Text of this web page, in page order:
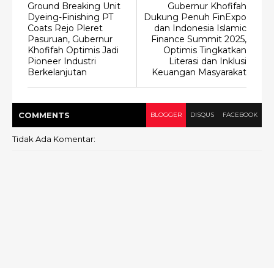
Gubernur Khofifah
Dukung Penuh FinExpo
dan Indonesia Islamic
Finance Summit 2025,
Optimis Tingkatkan
Literasi dan Inklusi
Keuangan Masyarakat
Ground Breaking Unit
Dyeing-Finishing PT
Coats Rejo Pleret
Pasuruan, Gubernur
Khofifah Optimis Jadi
Pioneer Industri
Berkelanjutan
COMMENTS BLOGGER DISQUS FACEBOOK
Tidak Ada Komentar: